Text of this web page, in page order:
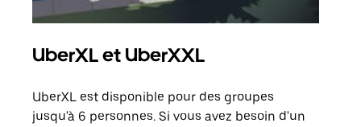
UberXL et UberXXL
UberXL est disponible pour des groupes
jusqu'à 6 personnes. Si vous avez besoin d'un